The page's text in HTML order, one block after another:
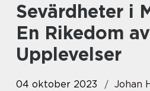
Sevärdheter i München –
En Rikedom
Upplevelser
04 oktober 2023
Johan